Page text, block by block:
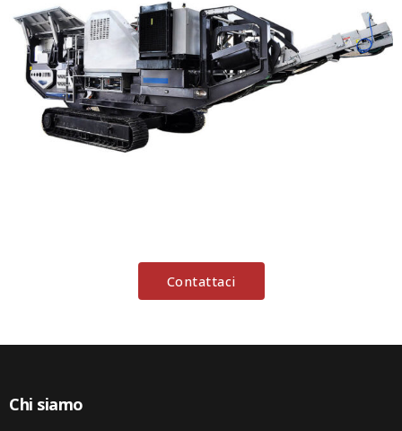
Contattaci
Chi siamo